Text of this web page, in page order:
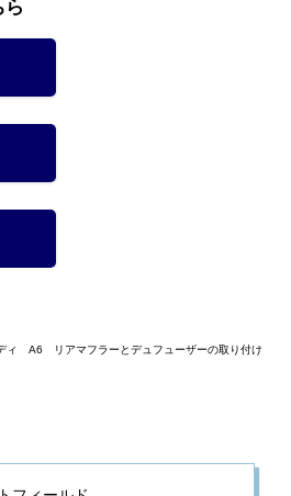
ら
ィ A6 リアマフラーとデュフューザーの取り付け